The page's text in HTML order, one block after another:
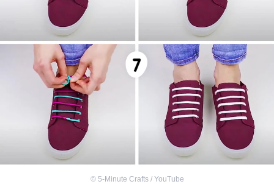
© 5-Minute Crafts / YouTube